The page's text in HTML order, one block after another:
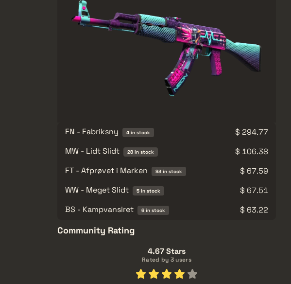
FN - Fabriksny 4 in stock
$ 294.77
MW - Lidt Slidt
28 in stock
$ 106.38
FT - Afprøvet i Marken
93 in stock
$ 67.59
WW - Meget Slidt
5 in stock
$ 67.51
BS - Kampvansiret
6 in stock $ 63.22
Community Rating
4.67 Stars
Rated by 3 users